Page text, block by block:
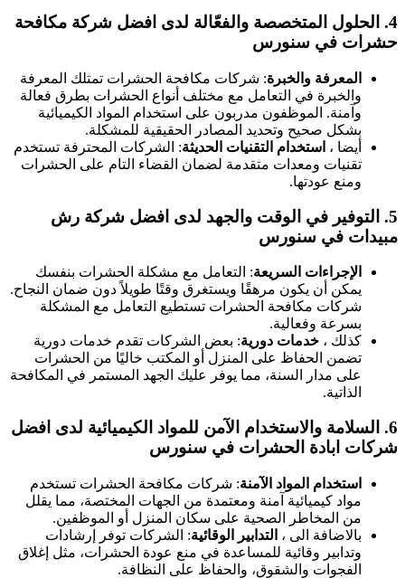
4. الحلول المتخصصة والفعّالة لدى افضل شركة مكافحة
حشرات في سنورس
المعرفة والخبرة: شركات مكافحة الحشرات تمتلك المعرفة
والخبرة في التعامل مع مختلف أنواع الحشرات بطرق فعالة
وآمنة. الموظفون مدربون على استخدام المواد الكيميائية
بشكل صحيح وتحديد المصادر الحقيقية للمشكلة.
أيضا ، استخدام التقنيات الحديثة: الشركات المحترفة تستخدم
تقنيات ومعدات متقدمة لضمان القضاء التام على الحشرات
ومنع عودتها.
5. التوفير في الوقت والجهد لدى افضل شركة رش
مبيدات في سنورس
الإجراءات السريعة: التعامل مع مشكلة الحشرات بنفسك
يمكن أن يكون مرهقًا ويستغرق وقتًا طويلاً دون ضمان النجاح.
شركات مكافحة الحشرات تستطيع التعامل مع المشكلة
بسرعة وفعالية.
كذلك ، خدمات دورية: بعض الشركات تقدم خدمات دورية
تضمن الحفاظ على المنزل أو المكتب خاليًا من الحشرات
على مدار السنة، مما يوفر عليك الجهد المستمر في المكافحة
الذاتية.
6. السلامة والاستخدام الآمن للمواد الكيميائية لدى افضل
شركات ابادة الحشرات في سنورس
استخدام المواد الآمنة: شركات مكافحة الحشرات تستخدم
مواد كيميائية آمنة ومعتمدة من الجهات المختصة، مما يقلل
من المخاطر الصحية على سكان المنزل أو الموظفين.
بالاضافة الى ، التدابير الوقائية: الشركات توفر إرشادات
وتدابير وقائية للمساعدة في منع عودة الحشرات، مثل إغلاق
الفجوات والشقوق، والحفاظ على النظافة.